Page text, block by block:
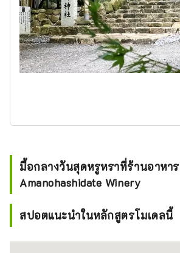
มื้อกลางวันสุดหรูหราที่ร้านอาหาร
Amanohashidate Winery
สปอตแนะนำในหลักสูตรโมเดลนี้